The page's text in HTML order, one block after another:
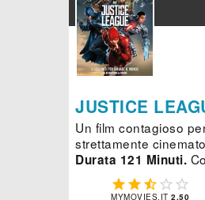
JUSTICE
Un film contagioso
strettamente
Durata 121 Minuti.
    
MYMOVIES.IT2.50